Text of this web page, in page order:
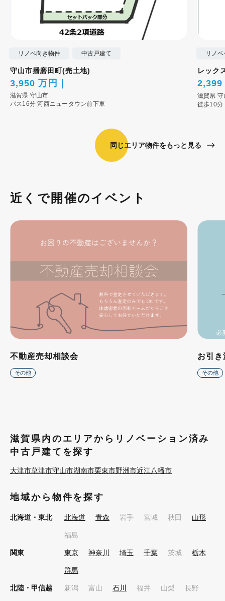
リノベ向き物件 中古戸建て
守山市播磨田町(売土地)
3,950 万円
滋賀県 守山市
バス16分 河西ニュータウン前下車
リノ
レック
2,399
滋賀県 守
徒歩10分
同じエリア物件をもっと見る
近くで開催のイベント
不動産売却相談会
その他
お引
その他
滋賀県内のエリアからリノベーション済み
中古戸建てを探す
大津市草津市守山市湖南市栗東市野洲市近江八幡市
地域から物件を探す
北海道・東北 北海道 青森 岩手 宮城 秋田 山形
福島
関東 東京 神奈川 埼玉 千葉 茨城 栃木
群馬
北陸・甲信越 新潟 富山 石川 福井 山梨 長野